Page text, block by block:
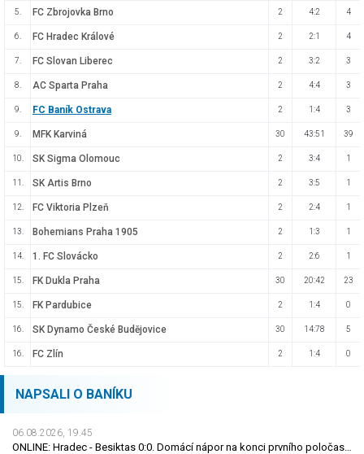
5. FC Zbrojovka Brno 2 4:2 4
6. FC Hradec Králové 2 2:1 4
7. FC Slovan Liberec 2 3:2 3
8. AC Sparta Praha 2 4:4 3
9. FC Baník Ostrava 2 1:4 3
9. MFK Karviná 30 43:51 39
10. SK Sigma Olomouc 2 3:4 1
11. SK Artis Brno 2 3:5 1
12. FC Viktoria Plzeň 2 2:4 1
13. Bohemians Praha 1905 2 1:3 1
14. 1. FC Slovácko 2 2:6 1
15. FK Dukla Praha 30 20:42 23
15. FK Pardubice 2 1:4 0
16. SK Dynamo České Budějovice 30 14:78 5
16. FC Zlín 2 1:4 0
NAPSALI O BANÍKU
06.08.2026, 19.45
ONLINE: Hradec - Besiktas 0:0. Domácí nápor na konci prvního poločasu, branka zatím nepadla